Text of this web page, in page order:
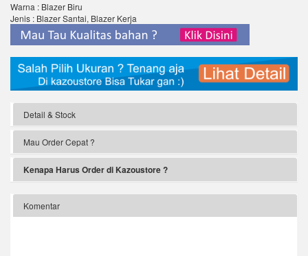
Warna : Blazer Biru
Jenis : Blazer Santai, Blazer Kerja
Detail & Stock
Mau Order Cepat ?
Kenapa Harus Order di Kazoustore ?
Komentar